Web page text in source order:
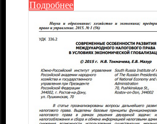
Подробнее